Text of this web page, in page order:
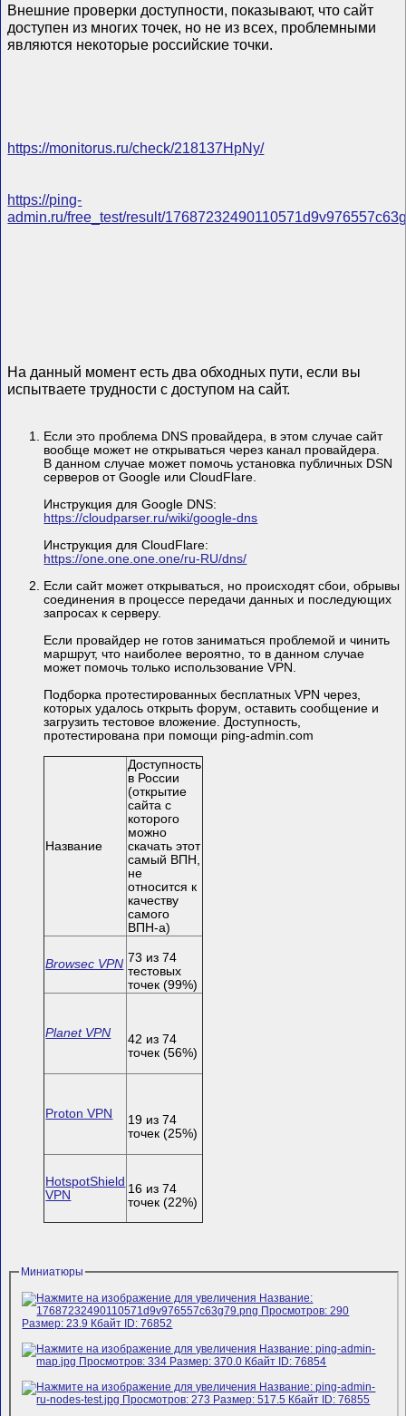
Внешние проверки доступности, показывают, что сайт
доступен из многих точек, но не из всех, проблемными
являются некоторые российские точки.
https://monitorus.ru/check/218137HpNy/
https://ping-
admin.ru/free_test/result/
На данный момент есть два обходных пути, если вы
испытваете трудности с доступом на сайт.
Если это проблема DNS провайдера, в этом случае сайт
вообще может не открываться через канал провайдера.
В данном случае может помочь установка публичных DSN
серверов от Google или CloudFlare.
Инструкция для Google DNS:
https://cloudparser.ru/wiki/google-dns
Инструкция для CloudFlare:
https://one.one.one.one/ru-RU/dns/
Если сайт может открываться, но происходят сбои, обрывы
соединения в процессе передачи данных и последующих
запросах к серверу.
Если провайдер не готов заниматься проблемой и чинить
маршрут, что наиболее вероятно, то в данном случае
может помочь только использование VPN.
Подборка протестированных бесплатных VPN через,
которых удалось открыть форум, оставить сообщение и
загрузить тестовое вложение. Доступность,
протестирована при помощи ping-admin.com
Название
Доступность
в России
(открытие
сайта с
которого
можно
скачать этот
самый ВПН,
не
относится к
качеству
самого
ВПН-а)
Browsec VPN 73 из 74
тестовых
точек (99%)
Planet VPN
42 из 74
точек (56%)
Proton VPN
19 из 74
точек (25%)
HotspotShield
VPN
16 из 74
точек (22%)
Миниатюры